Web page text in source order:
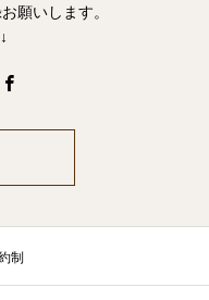
願いします。
制